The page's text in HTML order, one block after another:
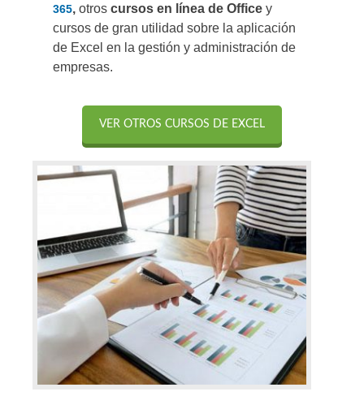
365, otros cursos en línea de Office y
cursos de gran utilidad sobre la aplicación
de Excel en la gestión y administración de
empresas.
VER OTROS CURSOS DE EXCEL